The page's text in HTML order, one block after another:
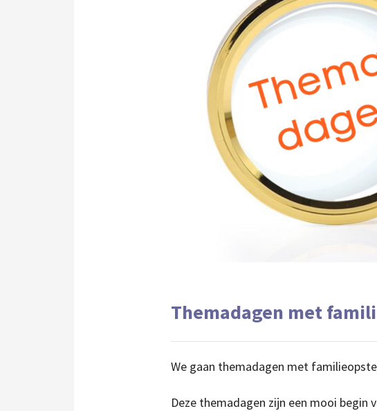
Themadagen met
We gaan themadagen met
Deze themadagen zijn een mooi begin